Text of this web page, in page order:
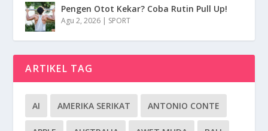
Pengen Otot Kekar? Coba Rutin Pull Up!
Agu 2, 2026 | SPORT
ARTIKEL TAG
AI AMERIKA SERIKAT ANTONIO CONTE